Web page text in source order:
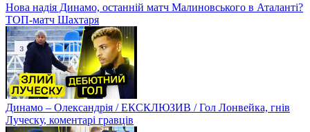
Нова надія Динамо, останній матч Малиновського в Аталанті?
ТОП-матч Шахтаря
Динамо – Олександрія / ЕКСКЛЮЗИВ / Гол Лонвейка, гнів
Луческу, коментарі гравців